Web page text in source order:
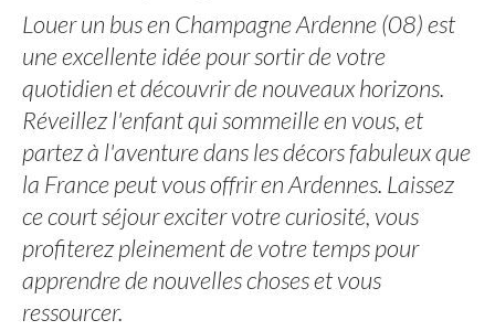
Louer un bus en Champagne Ardenne (08) est
une excellente idée pour sortir de votre
quotidien et découvrir de nouveaux horizons.
Réveillez l'enfant qui sommeille en vous, et
partez à l'aventure dans les décors fabuleux que
la France peut vous offrir en Ardennes. Laissez
ce court séjour exciter votre curiosité, vous
profiterez pleinement de votre temps pour
apprendre de nouvelles choses et vous
ressourcer.